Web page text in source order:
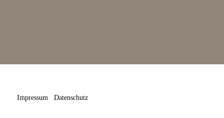
Impressum Datenschutz